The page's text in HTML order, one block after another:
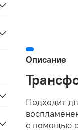
Описание
Подходит
с помощью